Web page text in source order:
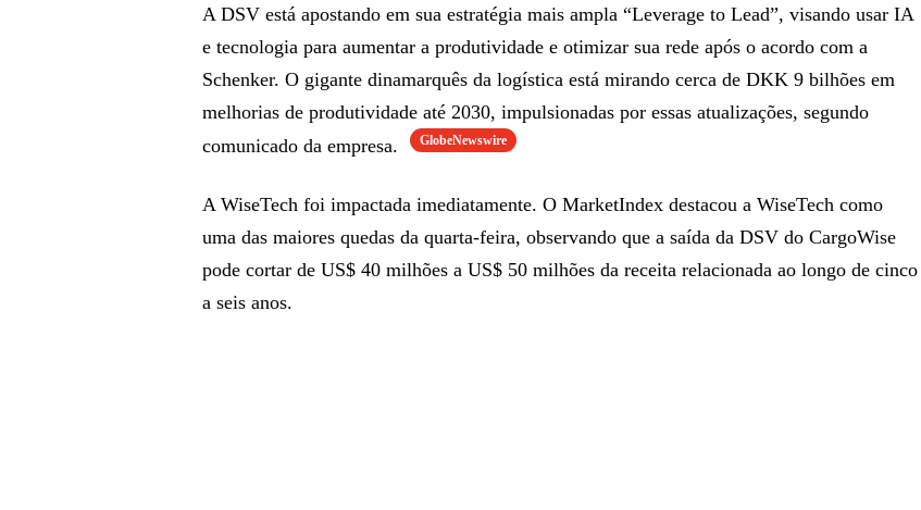
A DSV está apostando em sua estratégia mais ampla “Leverage to Lead”, visando usar IA
e tecnologia para aumentar a produtividade e otimizar sua rede após o acordo com a
Schenker. O gigante dinamarquês da logística está mirando cerca de DKK 9 bilhões em
melhorias de produtividade até 2030, impulsionadas por essas atualizações, segundo
comunicado da empresa.
GlobeNewswire
A WiseTech foi impactada imediatamente. O MarketIndex destacou a WiseTech como
uma das maiores quedas da quarta-feira, observando que a saída da DSV do CargoWise
pode cortar de US$ 40 milhões a US$ 50 milhões da receita relacionada ao longo de cinco
a seis anos.